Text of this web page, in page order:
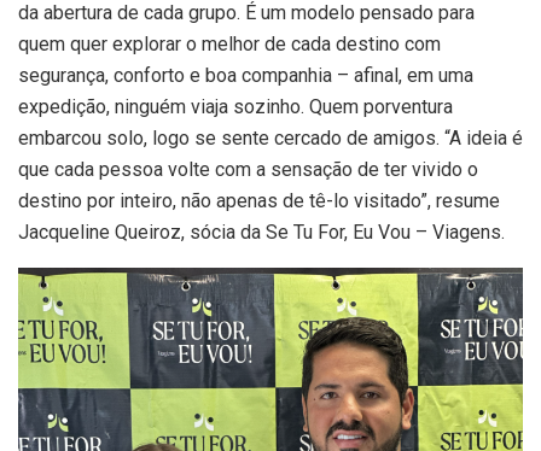
da abertura de cada grupo. É um modelo pensado para
quem quer explorar o melhor de cada destino com
segurança, conforto e boa companhia – afinal, em uma
expedição, ninguém viaja sozinho. Quem porventura
embarcou solo, logo se sente cercado de amigos. “A ideia é
que cada pessoa volte com a sensação de ter vivido o
destino por inteiro, não apenas de tê-lo visitado”, resume
Jacqueline Queiroz, sócia da Se Tu For, Eu Vou – Viagens.